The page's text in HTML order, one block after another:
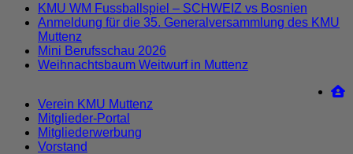
KMU WM Fussballspiel – SCHWEIZ vs Bosnien
Anmeldung für die 35. Generalversammlung des KMU
Muttenz
Mini Berufsschau 2026
Weihnachtsbaum Weitwurf in Muttenz
Verein KMU Muttenz
Mitglieder-Portal
Mitgliederwerbung
Vorstand